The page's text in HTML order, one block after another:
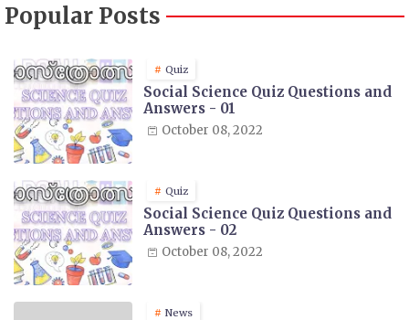
Popular Posts
Quiz
Social Science Quiz Questions and
Answers - 01
October 08, 2022
Quiz
Social Science Quiz Questions and
Answers - 02
October 08, 2022
News